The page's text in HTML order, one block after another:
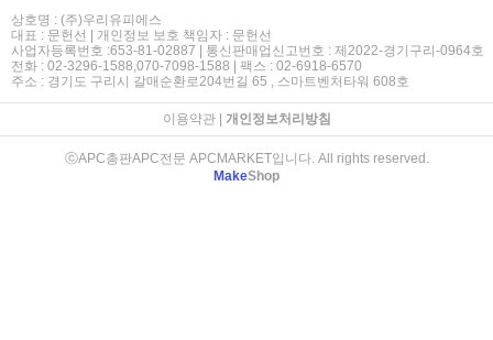
상호명 : (주)우리유피에스
대표 : 문헌선 | 개인정보 보호 책임자 : 문헌선
사업자등록번호 :653-81-02887 | 통신판매업신고번호 : 제2022-경기구리-0964호
전화 : 02-3296-1588,070-7098-1588 | 팩스 : 02-6918-6570
주소 : 경기도 구리시 갈매순환로204번길 65 , 스마트벤처타워 608호
이용약관| 개인정보처리방침
ⓒAPC총판APC전문 APCMARKET입니다. All rights reserved.
MakeShop